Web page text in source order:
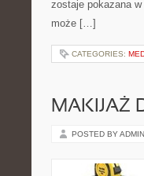
zostaje pokazana
może […]
CATEGORIES:
MAKIJAŻ
POSTED BY ADMIN